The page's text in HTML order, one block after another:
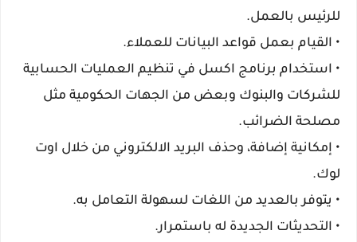
للرئيس بالعمل.
• القيام بعمل قواعد البيانات للعملاء.
• استخدام برنامج اكسل في تنظيم العمليات الحسابية
للشركات والبنوك وبعض من الجهات الحكومية مثل
مصلحة الضرائب.
• إمكانية إضافة، وحذف البريد الالكتروني من خلال اوت
لوك.
• يتوفر بالعديد من اللغات لسهولة التعامل به.
• التحديثات الجديدة له باستمرار.